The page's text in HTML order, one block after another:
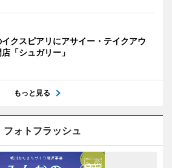
クスピアリにアサイー・テイクアウ
店「シュガリー」
もっと見る
フォトフラッシュ